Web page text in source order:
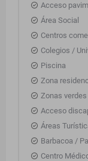
Acceso
Área Social
Centros
Colegios /
Piscina
Zona
Zonas verdes
Acceso
Áreas
Barbacoa /
Centro